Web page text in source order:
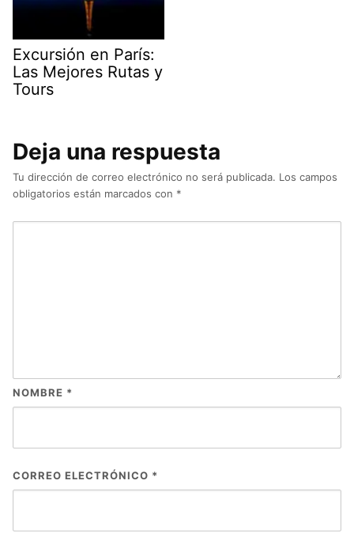
Excursión en París:
Las Mejores Rutas y
Tours
Deja una respuesta
Tu dirección de correo electrónico no será publicada. Los campos
obligatorios están marcados con *
NOMBRE *
CORREO ELECTRÓNICO *